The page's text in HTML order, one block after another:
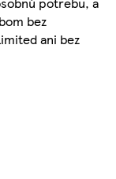
bez
ani bez